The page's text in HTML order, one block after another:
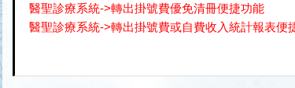
醫聖診療系統->轉出掛號費優免清冊便捷功能
醫聖診療系統->轉出掛號費或自費收入統計報表便